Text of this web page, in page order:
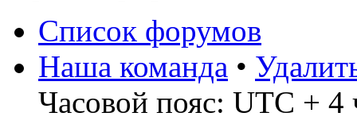
Список форумов
Наша команда •
Часовой пояс: UTC + 4